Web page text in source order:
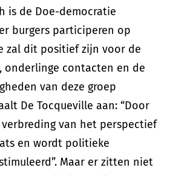
is de Doe-democratie
burgers participeren op
zal dit positief zijn voor de
onderlinge contacten en de
van deze groep
De Tocqueville aan: “Door
van het perspectief
en wordt politieke
Maar er zitten niet